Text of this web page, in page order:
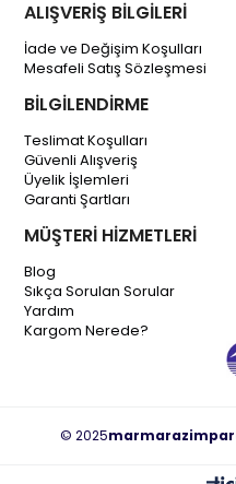
ALIŞVERİŞ BİLGİLERİ
İade ve Değişim Koşulları
Mesafeli Satış Sözleşmesi
BİLGİLENDİRME
Teslimat Koşulları
Güvenli Alışveriş
Üyelik İşlemleri
Garanti Şartları
MÜŞTERİ HİZMETLERİ
Blog
Sıkça Sorulan Sorular
Yardım
Kargom Nerede?
© 2025